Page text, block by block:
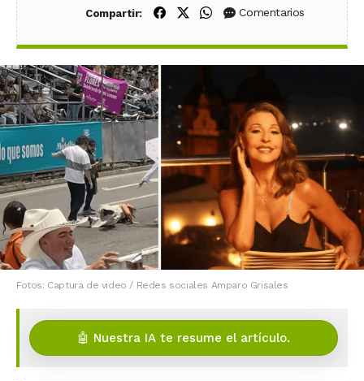
Compartir: Compartir en Facebook
Compartir en X (Twitter)
Compartir en WhatsApp
Comentarios
Fotos: Captura de video / Redes sociales Amparo Grisales
🤖 Nuestra IA te resume el artículo.